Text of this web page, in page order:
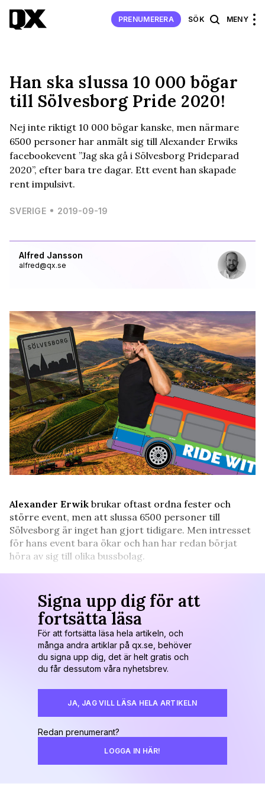
PRENUMERERA SÖK MENY
Alfred Jansson
alfred@qx.se
Han ska slussa 10 000 bögar
till Sölvesborg Pride 2020!
Nej inte riktigt 10 000 bögar kanske, men närmare
6500 personer har anmält sig till Alexander Erwiks
facebookevent ”Jag ska gå i Sölvesborg Prideparad
2020”, efter bara tre dagar. Ett event han skapade
rent impulsivt.
SVERIGE 2019-09-19
Alexander Erwik brukar oftast ordna fester och
större event, men att slussa 6500 personer till
Sölvesborg är inget han gjort tidigare. Men intresset
för hans event bara ökar och han har redan börjat
höra av sig till olika bussbolag.
Signa upp dig för att
fortsätta läsa
För att fortsätta läsa hela artikeln, och
många andra artiklar på qx.se, behöver
du signa upp dig, det är helt gratis och
du får dessutom våra nyhetsbrev.
JA, JAG VILL LÄSA HELA ARTIKELN
Redan prenumerant?
LOGGA IN HÄR!